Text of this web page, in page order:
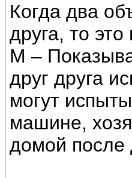
Когда два
друга, то
М –
друг друга
могут
машине,
домой после